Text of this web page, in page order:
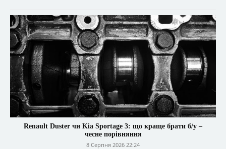
Renault Duster чи Kia Sportage 3: що краще брати б/у –
чесне порівняння
8 Серпня 2026 22:24